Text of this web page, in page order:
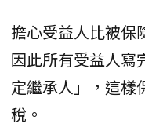
擔心受益人比被保
因此所有受益人寫
定繼承人」，這樣
稅。